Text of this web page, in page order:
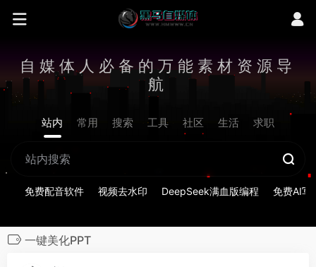
自媒体人必备的万能素材资源导
航
站内 常用 搜索 工具 社区 生活 求职
免费配音软件 视频去水印 DeepSeek满血版编程 免费AI写
一键美化PPT